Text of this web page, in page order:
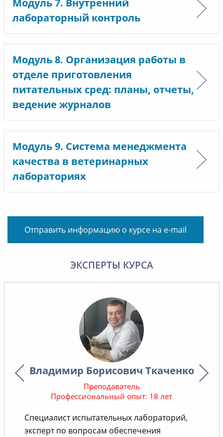
Модуль 7. Внутренний
лабораторный контроль
Модуль 8. Организация работы в
отделе приготовления
питательных сред: планы, отчеты,
ведение журналов
Модуль 9. Система менеджмента
качества в ветеринарных
лабораториях
Отправить информацию о курсе на e-mail
ЭКСПЕРТЫ КУРСА
Владимир Борисович Ткаченко
Преподаватель
Профессиональный опыт: 18 лет
Специалист испытательных лабораторий,
эксперт по вопросам обеспечения